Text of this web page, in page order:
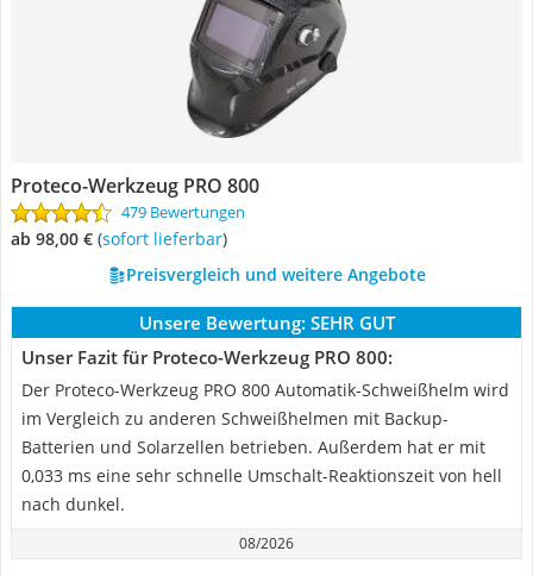
Proteco-Werkzeug PRO 800
479 Bewertungen
ab 98,00 € ( Sofort lieferbar)
Preisvergleich und weitere Angebote
Unsere Bewertung: SEHR GUT
Unser Fazit für Proteco-Werkzeug PRO 800:
Der Proteco-Werkzeug PRO 800 Automatik-Schweißhelm wird
im Vergleich zu anderen Schweißhelmen mit Backup-
Batterien und Solarzellen betrieben. Außerdem hat er mit
0,033 ms eine sehr schnelle Umschalt-Reaktionszeit von hell
nach dunkel.
08/2026